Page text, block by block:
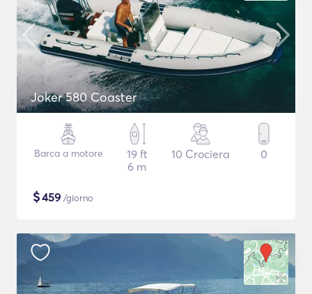
Joker 580 Coaster
Barca a motore
19 ft
6 m
10 Crociera 0
$459 /giorno